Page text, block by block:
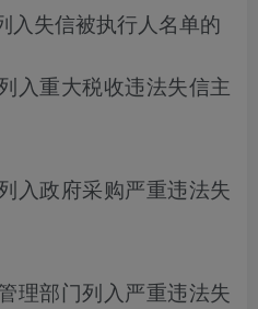
入失信被执行人名单的
入重大税收违法失信主
入政府采购严重违法失
理部门列入严重违法失